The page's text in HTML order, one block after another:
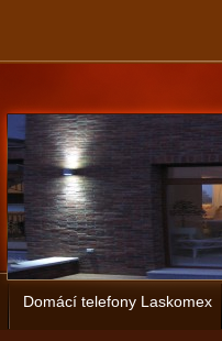
Domácí telefony Laskomex